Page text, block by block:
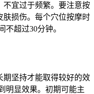
不宜过于频繁。要注意按
肤损伤。每个穴位按摩时
不超过30分钟。
期坚持才能取得较好的效
明显效果。初期可能主